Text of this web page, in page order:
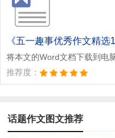
《五一趣事优秀作文精选
将本文的Word文档下载到电
推荐度：
话题作文图文推荐